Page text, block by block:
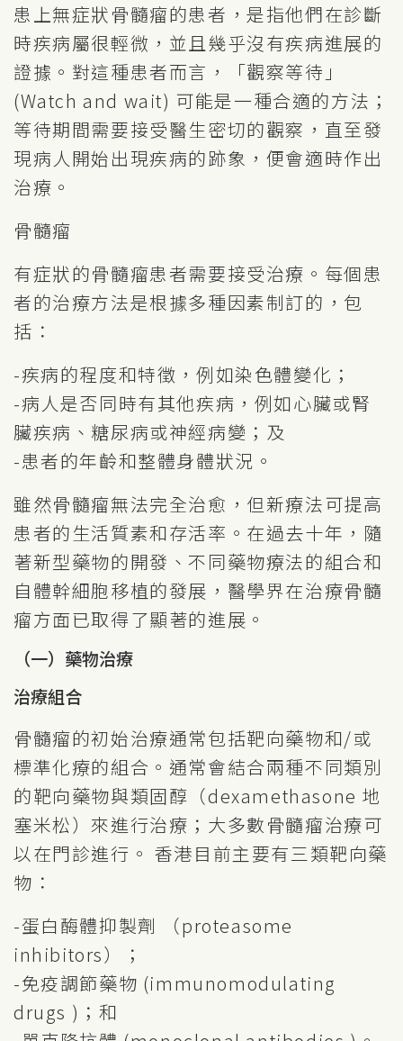
患上無症狀骨髓瘤的患者，是指他們在診斷
時疾病屬很輕微，並且幾乎沒有疾病進展的
證據。對這種患者而言，「觀察等待」
(Watch and wait) 可能是一種合適的方法；
等待期間需要接受醫生密切的觀察，直至發
現病人開始出現疾病的跡象，便會適時作出
治療。
骨髓瘤
有症狀的骨髓瘤患者需要接受治療。每個患
者的治療方法是根據多種因素制訂的，包
括：
-疾病的程度和特徵，例如染色體變化；
-病人是否同時有其他疾病，例如心臟或腎
臟疾病、糖尿病或神經病變；及
-患者的年齡和整體身體狀況。
雖然骨髓瘤無法完全治愈，但新療法可提高
患者的生活質素和存活率。在過去十年，隨
著新型藥物的開發、不同藥物療法的組合和
自體幹細胞移植的發展，醫學界在治療骨髓
瘤方面已取得了顯著的進展。
（一）藥物治療
治療組合
骨髓瘤的初始治療通常包括靶向藥物和/或
標準化療的組合。通常會結合兩種不同類別
的靶向藥物與類固醇（dexamethasone 地
塞米松）來進行治療；大多數骨髓瘤治療可
以在門診進行。 香港目前主要有三類靶向藥
物：
-蛋白酶體抑製劑 （proteasome
inhibitors）；
-免疫調節藥物 (immunomodulating
drugs )；和